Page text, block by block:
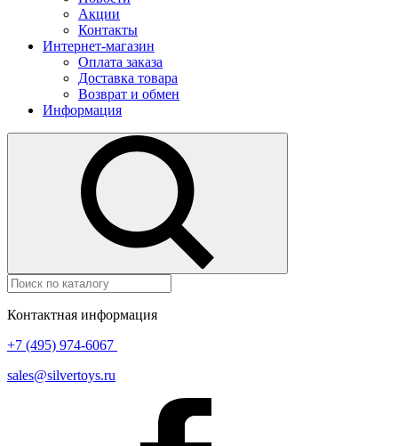
Акции
Контакты
Интернет-магазин
Оплата заказа
Доставка товара
Возврат и обмен
Информация
Контактная информация
+7 (495) 974-6067
sales@silvertoys.ru